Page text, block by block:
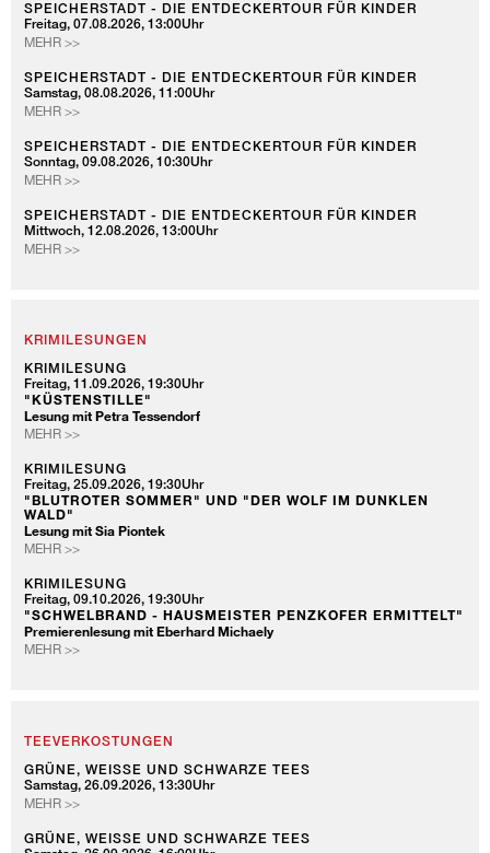
SPEICHERSTADT - DIE ENTDECKERTOUR FÜR KINDER
Freitag, 07.08.2026, 13:00Uhr
MEHR >>SPEICHERSTADT
DIE
ENTDECKERTOUR
FÜR
SPEICHERSTADT - DIE ENTDECKERTOUR FÜR KINDER
Samstag, 08.08.2026, 11:00Uhr
MEHR >>SPEICHERSTADT
DIE
ENTDECKERTOUR
FÜR
SPEICHERSTADT - DIE ENTDECKERTOUR FÜR KINDER
Sonntag, 09.08.2026, 10:30Uhr
MEHR >>SPEICHERSTADT
DIE
ENTDECKERTOUR
FÜR
SPEICHERSTADT - DIE ENTDECKERTOUR FÜR KINDER
Mittwoch, 12.08.2026, 13:00Uhr
MEHR >>SPEICHERSTADT
KINDER
KRIMILESUNGEN
KRIMILESUNG
Freitag, 11.09.2026, 19:30Uhr
"KÜSTENSTILLE"
Lesung mit Petra Tessendorf
MEHR >>KRIMILESUNG
KRIMILESUNG
Freitag, 25.09.2026, 19:30Uhr
"BLUTROTER SOMMER" UND "DER WOLF IM DUNKLEN
WALD"
Lesung mit Sia Piontek
MEHR >>KRIMILESUNG
KRIMILESUNG
Freitag, 09.10.2026, 19:30Uhr
"SCHWELBRAND - HAUSMEISTER PENZKOFER ERMITTELT"
Premierenlesung mit Eberhard Michaely
MEHR >>KRIMILESUNG
TEEVERKOSTUNGEN
GRÜNE, WEISSE UND SCHWARZE TEES
Samstag, 26.09.2026, 13:30Uhr
MEHR >>GRÜNE,
UND
GRÜNE, WEISSE UND SCHWARZE TEES